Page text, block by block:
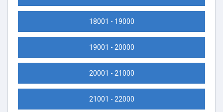
18001 - 19000
19001 - 20000
20001 - 21000
21001 - 22000